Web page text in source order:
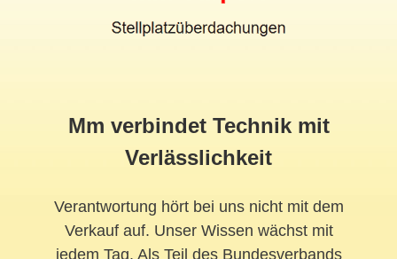
Mm verbindet Technik mit
Verlässlichkeit
Verantwortung hört bei uns nicht mit dem
Verkauf auf. Unser Wissen wächst mit
jedem Tag. Als Teil des Bundesverbands